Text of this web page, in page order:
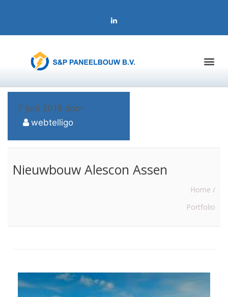
7 juni 2018 door
webtelligo
Nieuwbouw Alescon Assen
Home /
Portfolio